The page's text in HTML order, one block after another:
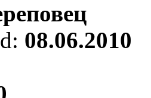
08.06.2010